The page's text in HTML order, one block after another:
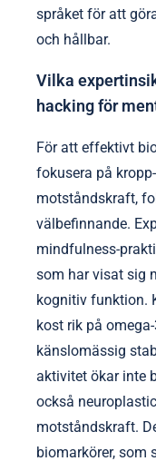
språket för att
och hållbar.
Vilka
hacking för
För att effektivt
fokusera på
motståndskraft,
välbefinnande.
mindfulness-
som har visat sig
kognitiv funktion.
kost rik på
känslomässig
aktivitet ökar inte
också
motståndskraft.
biomarkörer, som